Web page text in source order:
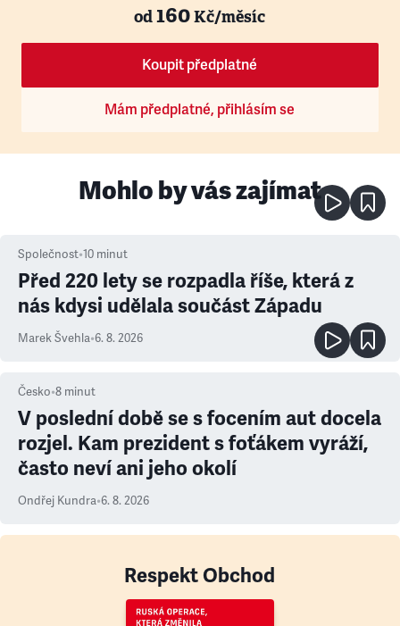
od160Kč/měsíc
Koupit předplatné
Mám předplatné, přihlásím se
Mohlo by vás zajímat
Společnost•10 minut
Před 220 lety se rozpadla říše, která z
nás kdysi udělala součást Západu
Marek Švehla•6. 8. 2026
Česko•8 minut
V poslední době se s focením aut docela
rozjel. Kam prezident s foťákem vyráží,
často neví ani jeho okolí
Ondřej Kundra•6. 8. 2026
Respekt Obchod